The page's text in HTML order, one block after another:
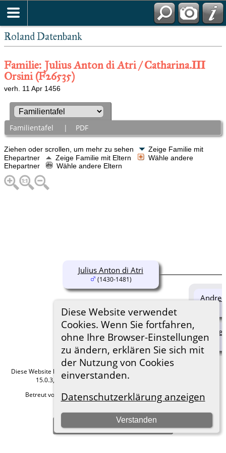
Roland Datenbank
Diese Website verwendet
Cookies. Wenn Sie fortfahren,
ohne Ihre Browser-Einstellungen
zu ändern, erklären Sie sich mit
der Nutzung von Cookies
einverstanden.
Datenschutzerklärung anzeigen
Verstanden
Familie: Julius Anton di Atri / Catharina.III
Orsini (F26535)
verh. 11 Apr 1456
Familientafel | PDF
Ziehen oder scrollen, um mehr zu sehen
Zeige Familie mit
Ehepartner
Zeige Familie mit Eltern
Wähle andere
Ehepartner
Wähle andere Eltern
Julius Anton di Atri
(1430-1481)
Diese Website läuft mit The Next Generation of Genealogy Sitebuilding
15.0.3, programmiert von Darrin Lythgoe © 2001-2026.
Betreut von
Roland zu Dortmund e.V.. |Datenschutzerklärung.
Zur Desktop-Webseite wechseln